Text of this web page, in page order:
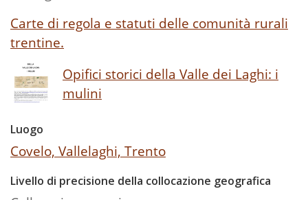
Carte di regola e statuti delle comunità rurali
trentine.
Opifici storici della Valle dei Laghi: i
mulini
Luogo
Covelo, Vallelaghi, Trento
Livello di precisione della collocazione geografica